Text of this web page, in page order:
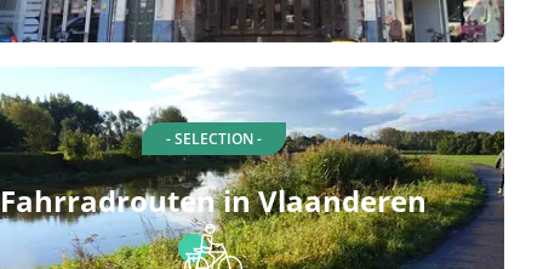
- SELECTION -
Fahrradrouten in Vlaanderen